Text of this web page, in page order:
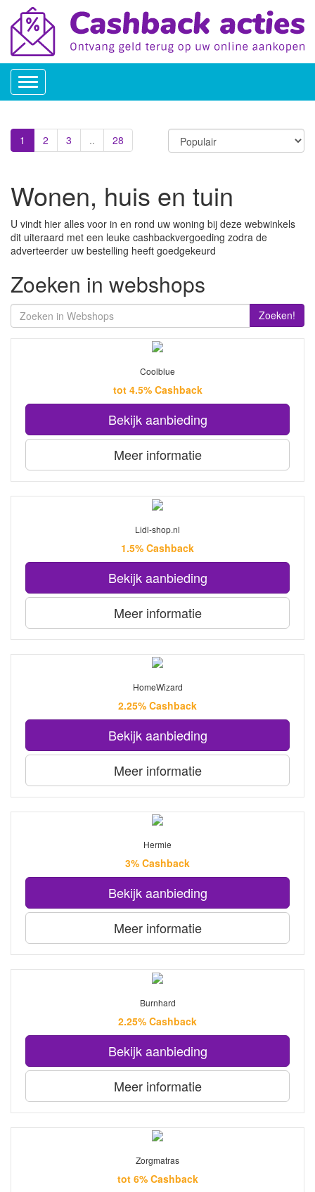
Toggle
navigation
1 2 3 .. 28
Wonen, huis en tuin
U vindt hier alles voor in en rond uw woning bij deze webwinkels
dit uiteraard met een leuke cashbackvergoeding zodra de
adverteerder uw bestelling heeft goedgekeurd
Zoeken in webshops
Zoeken!
Coolblue
tot 4.5% Cashback
Bekijk aanbieding
Meer informatie
Lidl-shop.nl
1.5% Cashback
Bekijk aanbieding
Meer informatie
HomeWizard
2.25% Cashback
Bekijk aanbieding
Meer informatie
Hermie
3% Cashback
Bekijk aanbieding
Meer informatie
Burnhard
2.25% Cashback
Bekijk aanbieding
Meer informatie
Zorgmatras
tot 6% Cashback